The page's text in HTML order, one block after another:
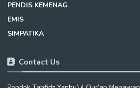
PENDIS KEMENAG
EMIS
SIMPATIKA
Contact Us